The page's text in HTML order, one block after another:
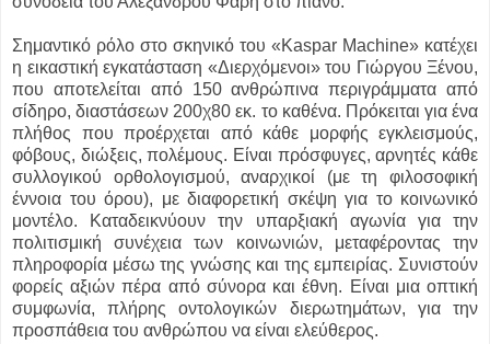
Σημαντικό ρόλο στο σκηνικό του «Kaspar Machine» κατέχει
η εικαστική εγκατάσταση «Διερχόμενοι» του Γιώργου Ξένου,
που αποτελείται από 150 ανθρώπινα περιγράμματα από
σίδηρο, διαστάσεων 200χ80 εκ. το καθένα. Πρόκειται για ένα
πλήθος που προέρχεται από κάθε μορφής εγκλεισμούς,
φόβους, διώξεις, πολέμους. Είναι πρόσφυγες, αρνητές κάθε
συλλογικού ορθολογισμού, αναρχικοί (με τη φιλοσοφική
έννοια του όρου), με διαφορετική σκέψη για το κοινωνικό
μοντέλο. Καταδεικνύουν την υπαρξιακή αγωνία για την
πολιτισμική συνέχεια των κοινωνιών, μεταφέροντας την
πληροφορία μέσω της γνώσης και της εμπειρίας. Συνιστούν
φορείς αξιών πέρα από σύνορα και έθνη. Είναι μια οπτική
συμφωνία, πλήρης οντολογικών διερωτημάτων, για την
προσπάθεια του ανθρώπου να είναι ελεύθερος.